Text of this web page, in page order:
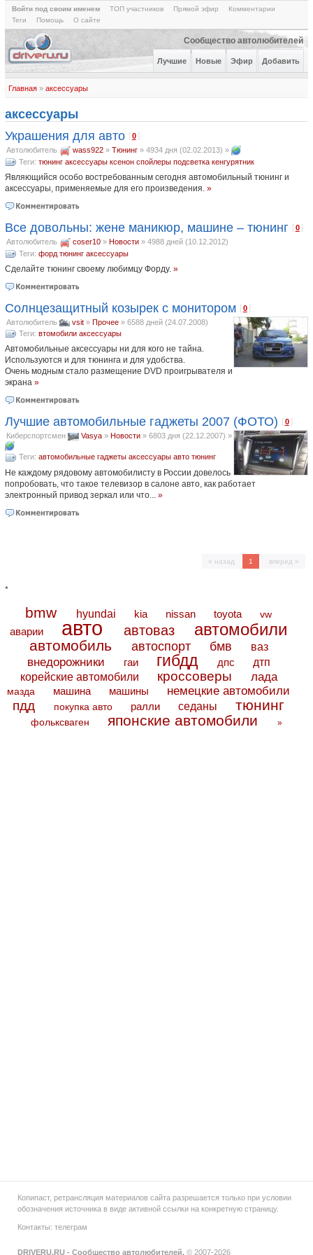
Войти под своим именем ТОП участников Прямой эфир
Комментарии
Теги
Помощь О сайте
Сообщество автолюбителей
Лучшие Новые Эфир Добавить
Главная» аксессуары
аксессуары
Украшения для авто [0
Автолюбитель wass922» Тюнинг» 4934 дня (02.02.2013) »
Теги: тюнинг аксессуары ксенон спойлеры подсветка кенгурятник
Являющийся особо востребованным сегодня автомобильный тюнинг и
аксессуары, применяемые для его произведения. »
Все довольны: жене маникюр, машине – тюнинг [0
Автолюбитель coser10» Новости» 4988 дней (10.12.2012)
Теги: форд тюнинг аксессуары
Сделайте тюнинг своему любимцу Форду. »
Солнцезащитный козырек с монитором [0
Автолюбитель vsit» Прочее» 6588 дней (24.07.2008)
Теги: втомобили аксессуары
Автомобильные аксессуары ни для кого не тайна.
Используются и для тюнинга и для удобства.
Очень модным стало размещение DVD проигрывателя и
экрана »
Лучшие автомобильные гаджеты 2007 (ФОТО) [0
Киберспортсмен Vasya» Новости» 6803 дня (22.12.2007) »
Теги: автомобильные гаджеты аксессуары авто тюнинг
Не каждому рядовому автомобилисту в России довелось
попробовать, что такое телевизор в салоне авто, как работает
электронный привод зеркал или что... »
« назад 1 вперед »
*
bmw hyundai kia nissan toyota vw
аварии авто автоваз автомобили
автомобиль автоспорт бмв ваз
внедорожники гаи гибдд дпс дтп
корейские автомобили кроссоверы лада
мазда машина машины немецкие автомобили
пдд покупка авто ралли седаны тюнинг
фольксваген японские автомобили »
Копипаст, ретрансляция материалов сайта разрешается только при условии
обозначения источника в виде активной ссылки на конкретную страницу.
Контакты: телеграм
DRIVERU.RU - Сообщество автолюбителей. © 2007-2026